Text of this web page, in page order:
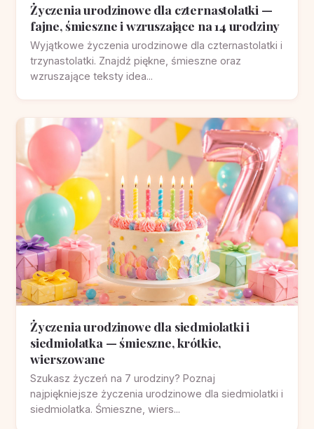
Życzenia urodzinowe dla czternastolatki —
fajne, śmieszne i wzruszające na 14 urodziny
Wyjątkowe życzenia urodzinowe dla czternastolatki i
trzynastolatki. Znajdź piękne, śmieszne oraz
wzruszające teksty idea...
Życzenia urodzinowe dla siedmiolatki i
siedmiolatka — śmieszne, krótkie,
wierszowane
Szukasz życzeń na 7 urodziny? Poznaj
najpiękniejsze życzenia urodzinowe dla siedmiolatki i
siedmiolatka. Śmieszne, wiers...